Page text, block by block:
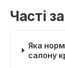
Часті
Яка
салону